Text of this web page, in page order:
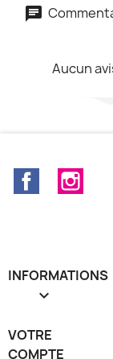
Aucun
Facebook
INFORMATIONS

VOTRE
COMPTE